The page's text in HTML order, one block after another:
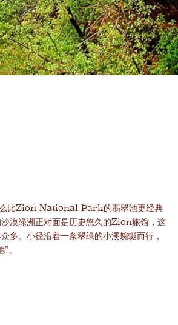
比Zion National Park的翡翠池更经典
漠绿洲正对面是历史悠久的Zion旅馆，这
多。小径沿着一条翠绿的小溪蜿蜒而行，
。